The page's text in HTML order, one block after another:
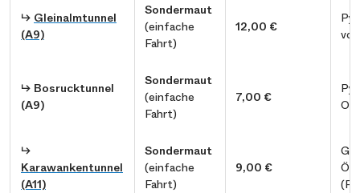
↳ Gleinalmtunnel
(A9)
Sondermaut
(einfache
Fahrt)
12,00 €
↳ Bosrucktunnel
(A9)
Sondermaut
(einfache
Fahrt)
7,00 €
↳
Karawankentunnel
(A11)
Sondermaut
(einfache
Fahrt)
9,00 €